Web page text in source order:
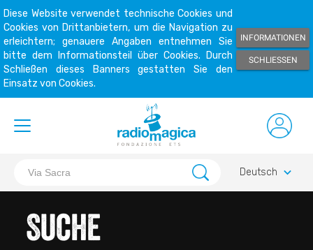
Diese Website verwendet technische Cookies und
Cookies von Drittanbietern, um die Navigation zu
erleichtern; genauere Angaben entnehmen Sie
bitte dem Informationsteil über Cookies. Durch
Schließen dieses Banners gestatten Sie den
Einsatz von Cookies.
INFORMATIONEN
SCHLIESSEN
Deutsch keyboard_arrow_down
Suche